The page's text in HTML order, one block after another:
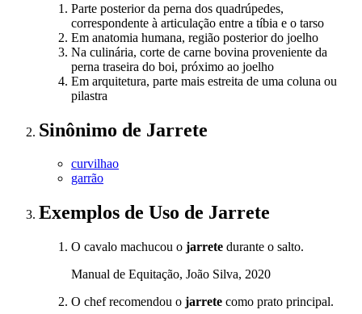
Parte posterior da perna dos quadrúpedes,
correspondente à articulação entre a tíbia e o tarso
Em anatomia humana, região posterior do joelho
Na culinária, corte de carne bovina proveniente da
perna traseira do boi, próximo ao joelho
Em arquitetura, parte mais estreita de uma coluna ou
pilastra
Sinônimo de Jarrete
curvilhao
garrão
Exemplos de Uso de Jarrete
O cavalo machucou o jarrete durante o salto.
Manual de Equitação, João Silva, 2020
O chef recomendou o jarrete como prato principal.